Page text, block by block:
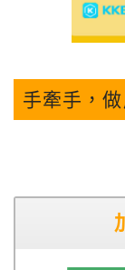
手牽手，